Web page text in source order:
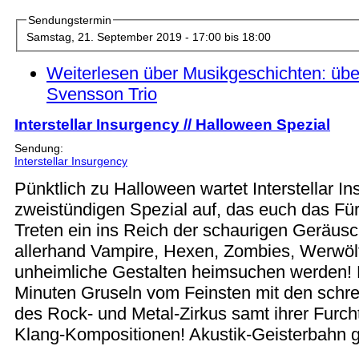
Sendungstermin
Samstag, 21. September 2019 - 17:00bis 18:00
Weiterlesen über Musikgeschichten:
Svensson Trio
Interstellar Insurgency // Halloween Spezial
Sendung:
Interstellar Insurgency
Pünktlich zu Halloween wartet Interstellar
zweistündigen Spezial auf, das euch das
Treten ein ins Reich der schaurigen
allerhand Vampire, Hexen, Zombies,
unheimliche Gestalten heimsuchen werden!
Minuten Gruseln vom Feinsten mit den
des Rock- und Metal-Zirkus samt ihrer
Klang-Kompositionen! Akustik-Geisterbahn